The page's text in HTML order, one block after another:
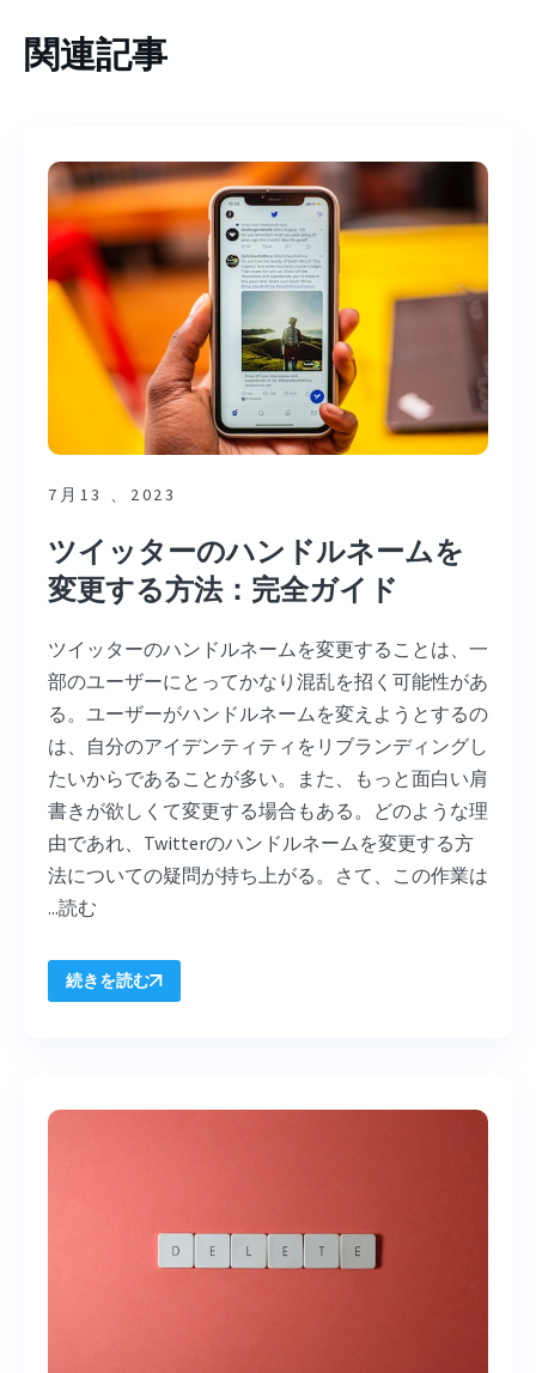
関連記事
7月13 、2023
ツイッターのハンドルネームを
変更する方法：完全ガイド
ツイッターのハンドルネームを変更することは、一
部のユーザーにとってかなり混乱を招く可能性があ
る。ユーザーがハンドルネームを変えようとするの
は、自分のアイデンティティをリブランディングし
たいからであることが多い。また、もっと面白い肩
書きが欲しくて変更する場合もある。どのような理
由であれ、Twitterのハンドルネームを変更する方
法についての疑問が持ち上がる。さて、この作業は
...読む
続きを読む